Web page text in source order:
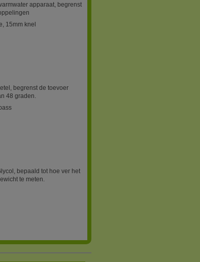
apparaat, begrenst
15mm knel
begrenst de toevoer
48 graden.
bepaald tot hoe ver het
te meten.